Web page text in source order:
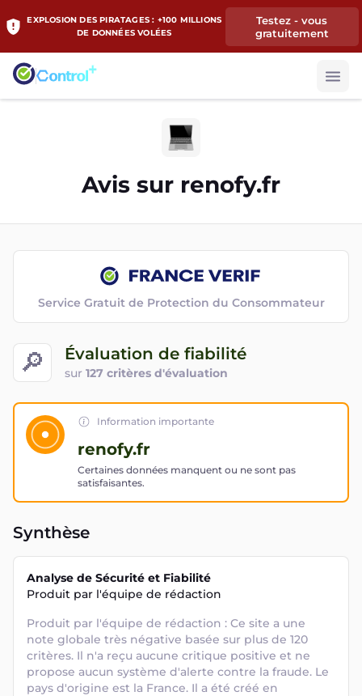
EXPLOSION DES PIRATAGES : +100 MILLIONS
DE DONNÉES VOLÉES
Testez - vous
gratuitement
Avis sur renofy.fr
🔎 Évaluation de fiabilité
sur 127 critères d'évaluation
Service Gratuit de Protection du Consommateur
Information importante
renofy.fr
Certaines données manquent ou ne sont pas
satisfaisantes.
Synthèse
Analyse de Sécurité et Fiabilité
Produit par l'équipe de rédaction
Produit par l'équipe de rédaction : Ce site a une
note globale très négative basée sur plus de 120
critères. Il n'a reçu aucune critique positive et ne
propose aucun système d'alerte contre la fraude. Le
pays d'origine est la France. Il a été créé en